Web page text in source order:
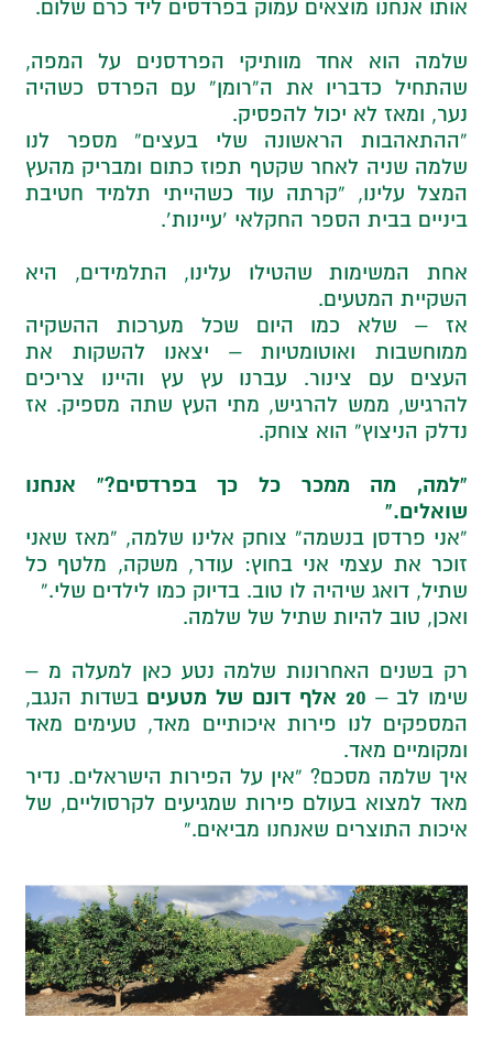
אותו אנחנו מוצאים עמוק בפרדסים ליד כרם שלום.
שלמה הוא אחד מוותיקי הפרדסנים על המפה,
שהתחיל כדבריו את ה”רומן” עם הפרדס כשהיה
נער, ומאז לא יכול להפסיק.
“ההתאהבות הראשונה שלי בעצים” מספר לנו
שלמה שניה לאחר שקטף תפוז כתום ומבריק מהעץ
המצל עלינו, “קרתה עוד כשהייתי תלמיד חטיבת
ביניים בבית הספר החקלאי ‘עיינות’.
אחת המשימות שהטילו עלינו, התלמידים, היא
השקיית המטעים.
אז – שלא כמו היום שכל מערכות ההשקיה
ממוחשבות ואוטומטיות – יצאנו להשקות את
העצים עם צינור. עברנו עץ עץ והיינו צריכים
להרגיש, ממש להרגיש, מתי העץ שתה מספיק. אז
נדלק הניצוץ” הוא צוחק.
“למה, מה ממכר כל כך בפרדסים?” אנחנו
שואלים.”
“אני פרדסן בנשמה” צוחק אלינו שלמה, “מאז שאני
זוכר את עצמי אני בחוץ: עודר, משקה, מלטף כל
שתיל, דואג שיהיה לו טוב. בדיוק כמו לילדים שלי.”
ואכן, טוב להיות שתיל של שלמה.
רק בשנים האחרונות שלמה נטע כאן למעלה מ –
שימו לב – 20 אלף דונם של מטעים
בשדות הנגב,
המספקים לנו פירות איכותיים מאד, טעימים מאד
ומקומיים מאד.
איך שלמה מסכם? “אין על הפירות הישראלים. נדיר
מאד למצוא בעולם פירות שמגיעים לקרסוליים, של
איכות התוצרים שאנחנו מביאים.”